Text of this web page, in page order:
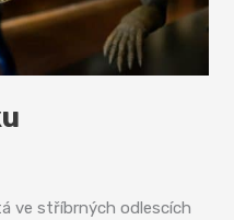
ve stříbrných odlescích